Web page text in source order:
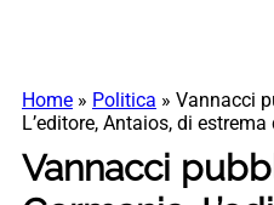
Home » Politica » Vannacci
L’editore, Antaios, di estrema
Vannacci